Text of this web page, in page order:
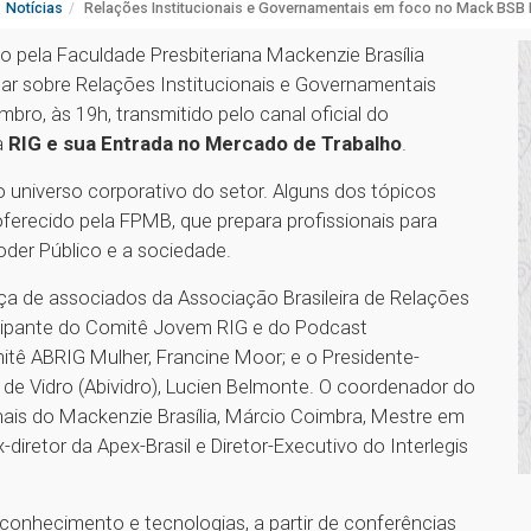
Notícias Relações Institucionais e Governamentais em foco no Mack BSB
pela Faculdade Presbiteriana Mackenzie Brasília
sobre Relações Institucionais e Governamentais
às 19h, transmitido pelo canal oficial do
RIG e sua Entrada no Mercado de Trabalho.
corporativo do setor. Alguns dos tópicos
pela FPMB, que prepara profissionais para
Público e a sociedade.
de associados da Associação Brasileira de Relações
do Comitê Jovem RIG e do Podcast
ABRIG Mulher, Francine Moor; e o Presidente-
Vidro (Abividro), Lucien Belmonte. O coordenador do
do Mackenzie Brasília, Márcio Coimbra, Mestre em
da Apex-Brasil e Diretor-Executivo do Interlegis
e tecnologias, a partir de conferências